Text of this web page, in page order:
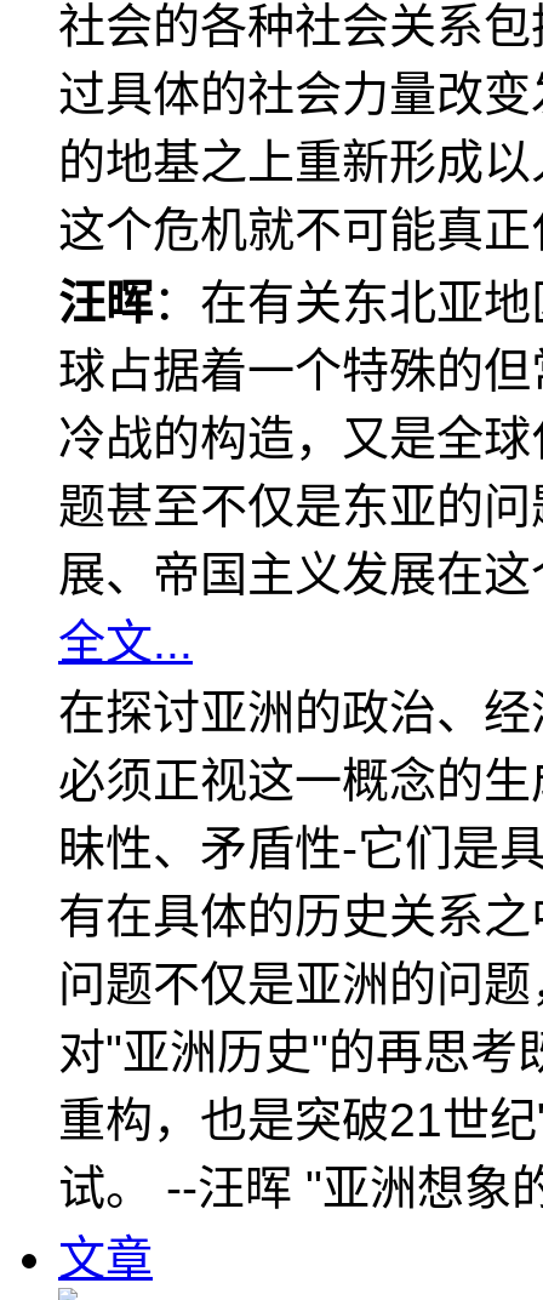
社会的各种社会关系
过具体的社会力量改
的地基之上重新形成
这个危机就不可能真
汪晖：在有关东北亚
球占据着一个特殊的
冷战的构造，又是全
题甚至不仅是东亚的
展、帝国主义发展在
全文...
在探讨亚洲的政治、
必须正视这一概念的
昧性、矛盾性-它们是
有在具体的历史关系
问题不仅是亚洲的问
对"亚洲历史"的再思考
重构，也是突破21世
试。 --汪晖 "亚洲想象
文章